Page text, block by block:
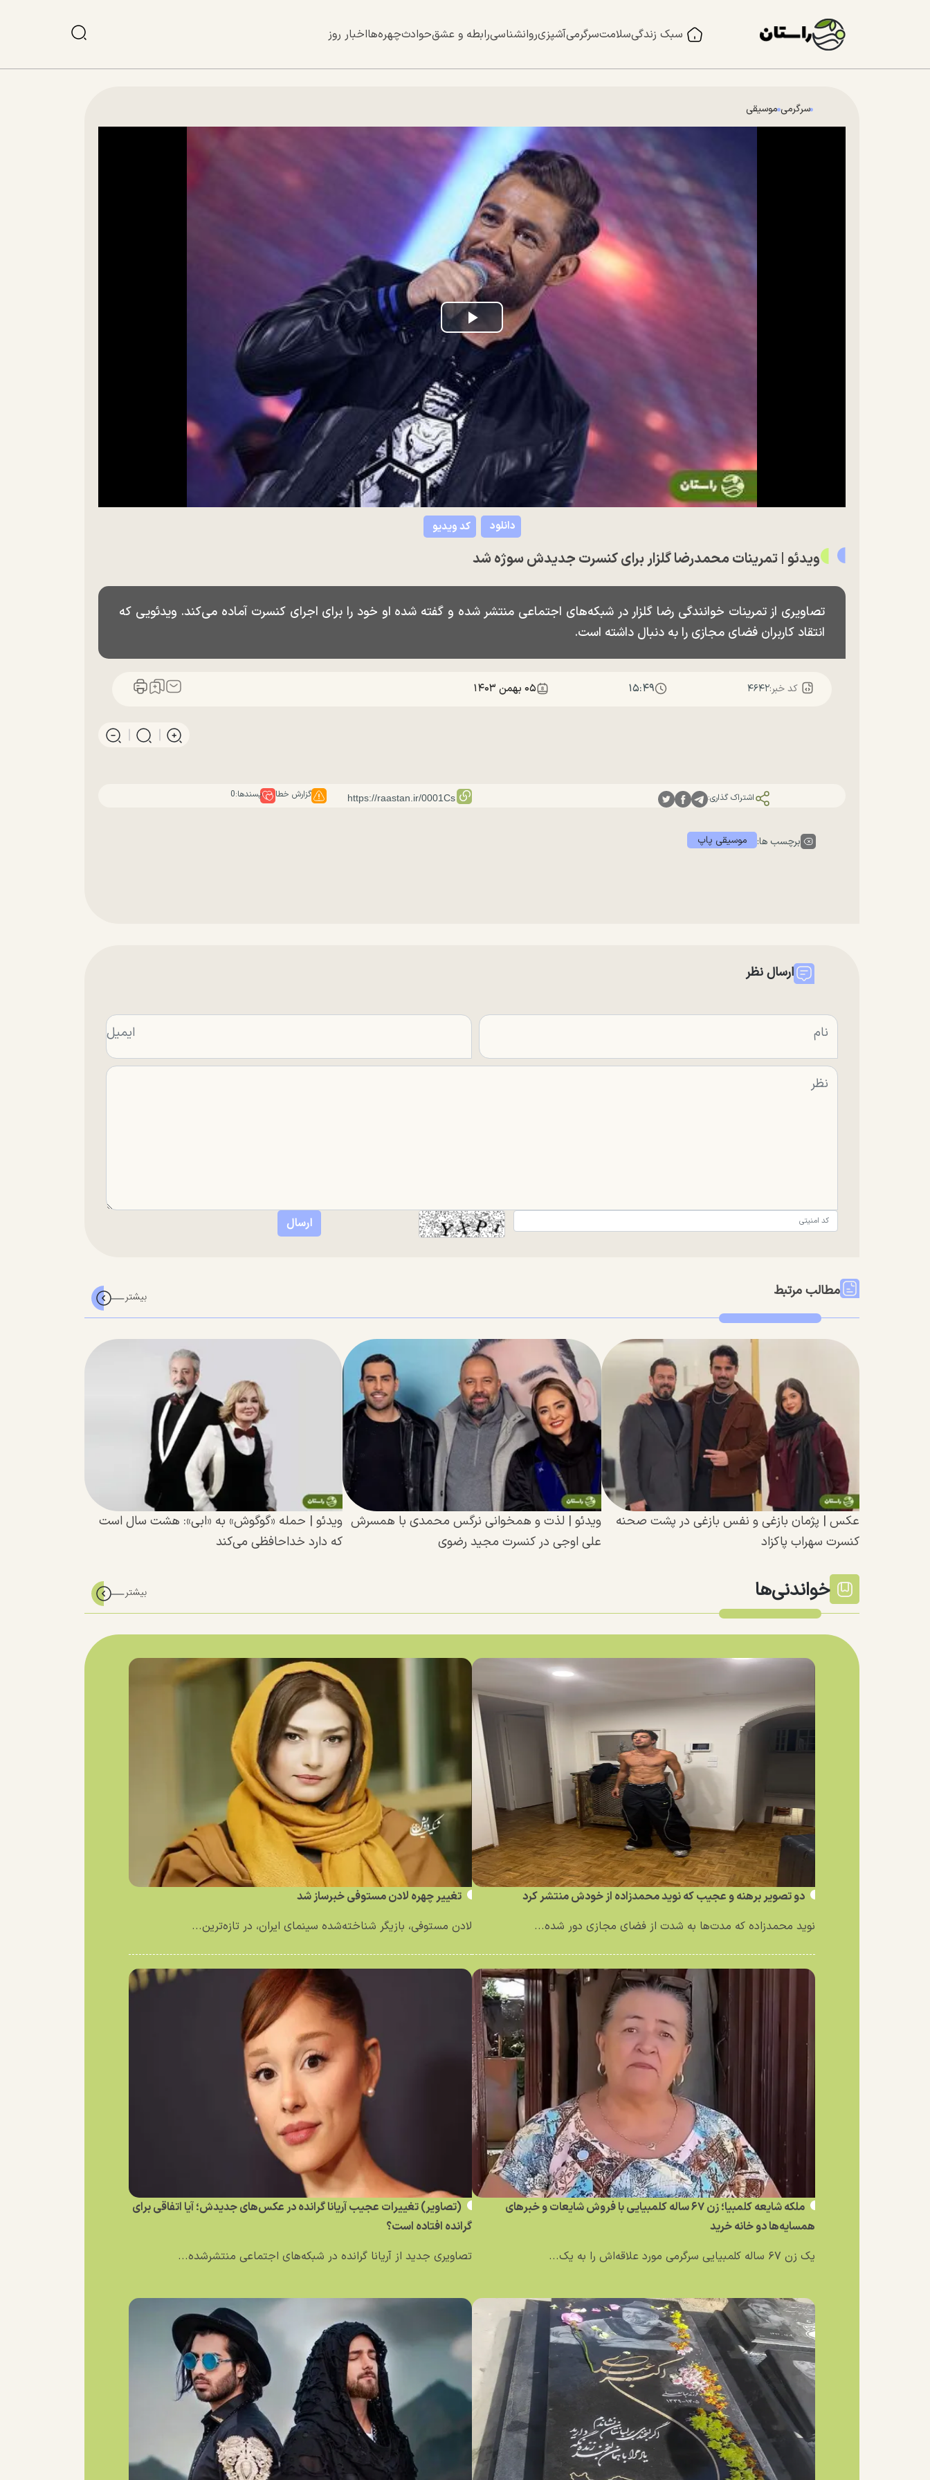
سبک زندگیسلامتسرگرمیآشپزیروانشناسیرابطه و عشقحوادثچهره‌هااخبار روز
سرگرمی موسیقی
Play
Video
کد ویدیو دانلود
ویدئو | تمرینات محمدرضا گلزار برای کنسرت جدیدش سوژه شد
تصاویری از تمرینات خوانندگی رضا گلزار در شبکه‌های اجتماعی منتشر شده و گفته شده او خود را برای اجرای کنسرت آماده می‌کند. ویدئویی که
انتقاد کاربران فضای مجازی را به دنبال داشته است.
کد خبر:۴۶۴۲ ۱۵:۴۹ ۰۵ بهمن ۱۴۰۳
اشتراک گذاری: گزارش خطا پسندها:0
برچسب ها: موسیقی پاپ
ارسال نظر
مطالب مرتبط
عکس | پژمان بازغی و نفس بازغی در پشت صحنه
کنسرت سهراب پاکزاد
ویدئو | لذت و همخوانی نرگس محمدی با همسرش
علی اوجی در کنسرت مجید رضوی
ویدئو ‌| حمله «گوگوش» به «ابی»: هشت سال است
که دارد خداحافظی می‌کند
خواندنی‌ها
دو تصویر برهنه و عجیب که نوید محمدزاده از خودش منتشر کرد
نوید محمدزاده که مدت‌ها به شدت از فضای مجازی دور شده...
تغییر چهره لادن مستوفی خبرساز شد
لادن مستوفی، بازیگر شناخته‌شده سینمای ایران، در تازه‌ترین...
ملکه شایعه کلمبیا؛ زن ۶۷ ساله کلمبیایی با فروش شایعات و خبر‌های
همسایه‌ها دو خانه خرید
یک زن ۶۷ ساله کلمبیایی سرگرمی مورد علاقه‌اش را به یک...
(تصاویر) تغییرات عجیب آریانا گرانده در عکس‌های جدیدش؛ آیا اتفاقی برای
گرانده افتاده است؟
تصاویری جدید از آریانا گرانده در شبکه‌های اجتماعی منتشرشده...